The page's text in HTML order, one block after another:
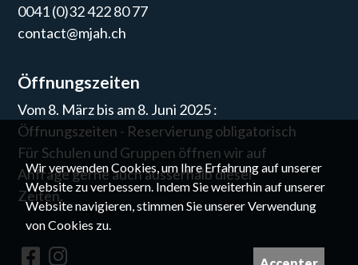
0041 (0)32 422 80 77
contact@mjah.ch
Öffnungszeiten
Vom 8. März bis am 8. Juni 2025 :
Öffnungszeiten - Reservierung obligatorisch
Für Schulen und Gruppen öffnen wir auf
Anfrage gerne auch ausserhalb dieser
Zeiten.
Wir verwenden Cookies, um Ihre Erfahrung auf unserer
Website zu verbessern. Indem Sie weiterhin auf unserer
Website navigieren, stimmen Sie unserer Verwendung
von Cookies zu.